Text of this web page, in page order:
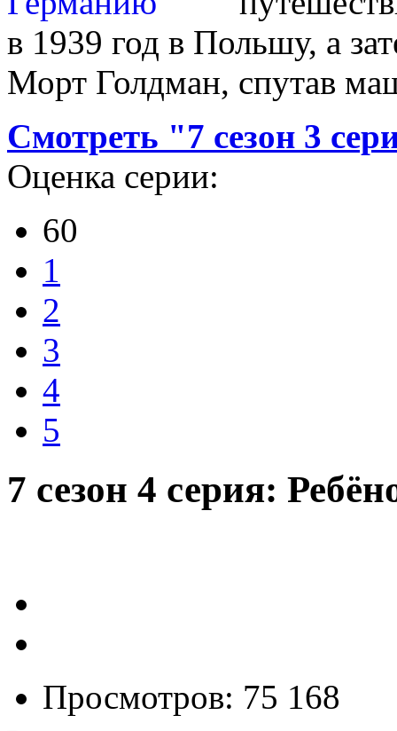
в 1939 год в Польшу, а
Морт Голдман, спутав
Смотреть "7 сезон 3
Оценка серии:
60
1
2
3
4
5
7 сезон 4 серия:
Просмотров: 75 168